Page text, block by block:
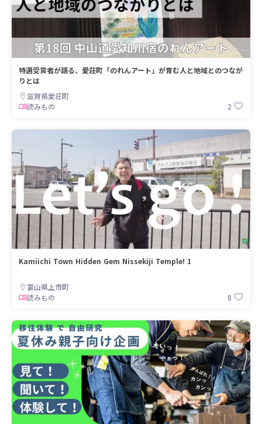
特選受賞者が語る、愛荘町「のれんアート」が育む人と地域とのつなが
りとは
滋賀県愛荘町
読みもの
2
Kamiichi Town Hidden Gem Nissekiji Temple! 1
富山県上市町
読みもの
8